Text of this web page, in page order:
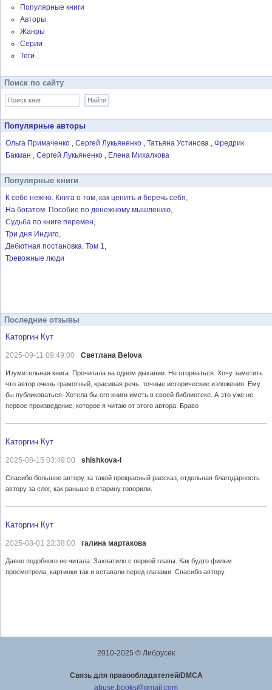
Популярные книги
Авторы
Жанры
Серии
Теги
Поиск по сайту
Популярные авторы
Ольга Примаченко Сергей Лукьяненко Татьяна Устинова
Фредрик
Бакман
Сергей Лукьяненко Елена Михалкова
Популярные книги
К себе нежно. Книга о том, как ценить и беречь себя
На богатом. Пособие по денежному мышлению
Судьба по книге перемен
Три дня Индиго
Дебютная постановка. Том 1
Тревожные люди
Последние отзывы
Каторгин Кут
2025-09-11 09:49:00 Светлана Belova
Изумительная книга. Прочитала на одном дыхании. Не оторваться. Хочу заметить
что автор очень грамотный, красивая речь, точные исторические изложения. Ему
бы публиковаться. Хотела бы его книги иметь в своей библиотеке. А это уже не
первое произведение, которое я читаю от этого автора. Браво
Каторгин Кут
2025-08-15 03:49:00 shishkova-l
Спасибо большое автору за такой прекрасный рассказ, отдельная благодарность
автору за слог, как раньше в старину говорили.
Каторгин Кут
2025-08-01 23:38:00 галина мартакова
Давно подобного не читала. Захватило с первой главы. Как будто фильм
просмотрела, картинки так и вставали перед глазами. Спасибо автору.
2010-2025 © Либрусек
Cвязь для правообладателей/DMCA
abuse.books@gmail.com